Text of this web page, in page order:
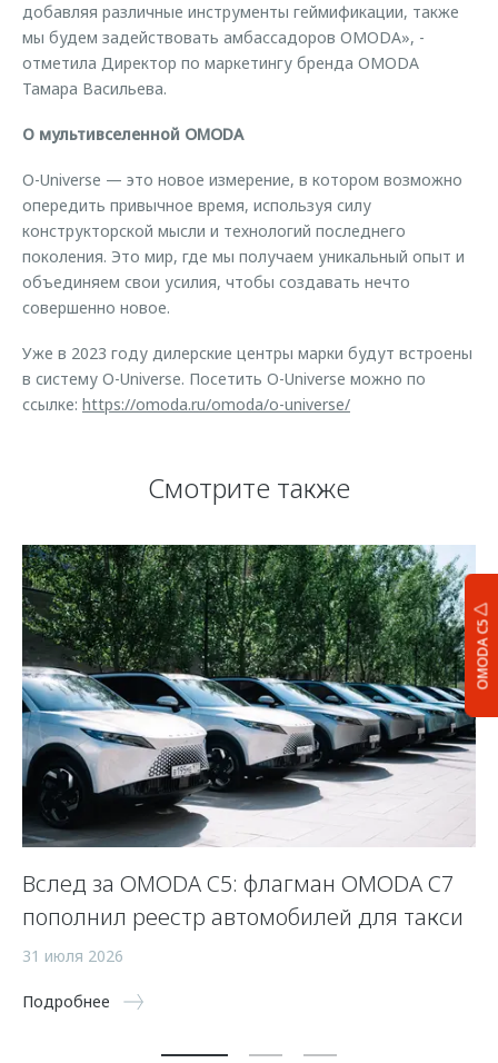
OMODA C5
добавляя различные инструменты геймификации, также
мы будем задействовать амбассадоров OMODA», -
отметила Директор по маркетингу бренда OMODA
Тамара Васильева.
О мультивселенной OMODA
O-Universe — это новое измерение, в котором возможно
опередить привычное время, используя силу
конструкторской мысли и технологий последнего
поколения. Это мир, где мы получаем уникальный опыт и
объединяем свои усилия, чтобы создавать нечто
совершенно новое.
Уже в 2023 году дилерские центры марки будут встроены
в систему O-Universe. Посетить O-Universe можно по
ссылке: https://omoda.ru/omoda/o-universe/
Смотрите также
Вслед за OMODA C5: флагман OMODA C7
пополнил реестр автомобилей для такси
31 июля 2026
Подробнее